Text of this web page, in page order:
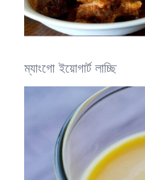
ম্যাংগো ইয়োগার্ট লাচ্ছি